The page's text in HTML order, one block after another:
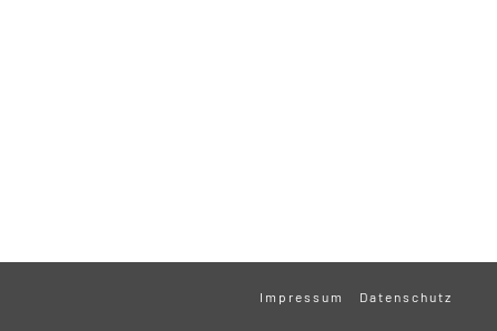
Impressum Datenschutz